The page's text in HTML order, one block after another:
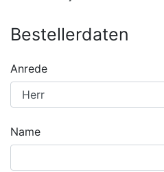
Bestellerdaten
Anrede
Name